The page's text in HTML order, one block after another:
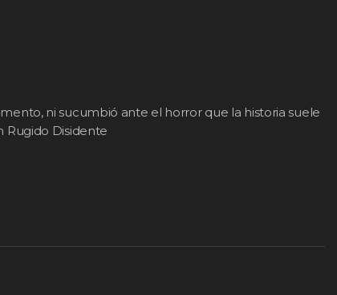
ni sucumbió ante el horror que la historia suele
Rugido Disidente